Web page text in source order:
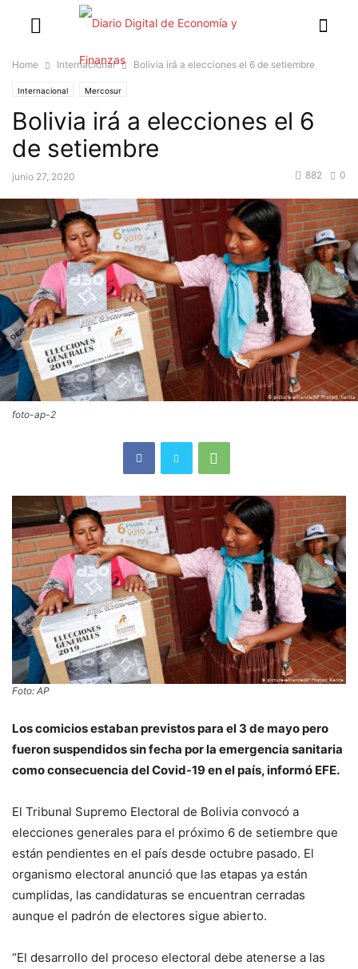
Home Internacional Bolivia irá a elecciones el 6 de setiembre
Internacional Mercosur
Bolivia irá a elecciones el 6
de setiembre
junio 27, 2020 0
882
foto-ap-2
Foto: AP
Los comicios estaban previstos para el 3 de mayo pero
fueron suspendidos sin fecha por la emergencia sanitaria
como consecuencia del Covid-19 en el país, informó EFE.
El Tribunal Supremo Electoral de Bolivia convocó a
elecciones generales para el próximo 6 de setiembre que
están pendientes en el país desde octubre pasado. El
organismo electoral anunció que las etapas ya están
cumplidas, las candidaturas se encuentran cerradas
aunque el padrón de electores sigue abierto.
“El desarrollo del proceso electoral debe atenerse a las